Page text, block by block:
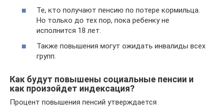
Те, кто получают пенсию по потере кормильца.
Но только до тех пор, пока ребенку не
исполнится 18 лет.
Также повышения могут ожидать инвалиды всех
групп.
Как будут повышены социальные пенсии и
как произойдет индексация?
Процент повышения пенсий утверждается